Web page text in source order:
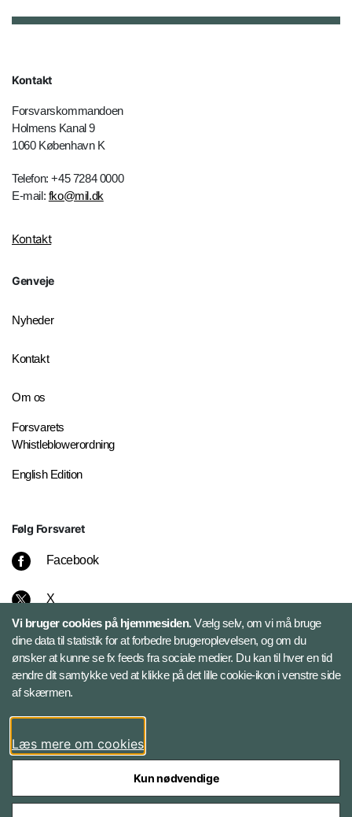
Kontakt
Forsvarskommandoen
Holmens Kanal 9
1060 København K
Telefon: +45 7284 0000
E-mail: fko@mil.dk
Kontakt
Genveje
Nyheder
Kontakt
Om os
Forsvarets
Whistleblowerordning
English Edition
Følg Forsvaret
Facebook
X
Instagram
Bluesky
LinkedIn
Vi bruger cookies på hjemmesiden.Vælg selv, om vi må bruge
dine data til statistik for at forbedre brugeroplevelsen, og om du
ønsker at kunne se fx feeds fra sociale medier. Du kan til hver en tid
ændre dit samtykke ved at klikke på det lille cookie-ikon i venstre side
af skærmen.
Læs mere om cookies
Kun nødvendige